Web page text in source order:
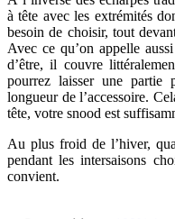
à tête avec les extrémités
besoin de choisir, tout
Avec ce qu’on appelle
d’être, il couvre
pourrez laisser une partie
longueur de l’accessoire.
tête, votre snood est
Au plus froid de l’hiver,
pendant les intersaisons
convient.